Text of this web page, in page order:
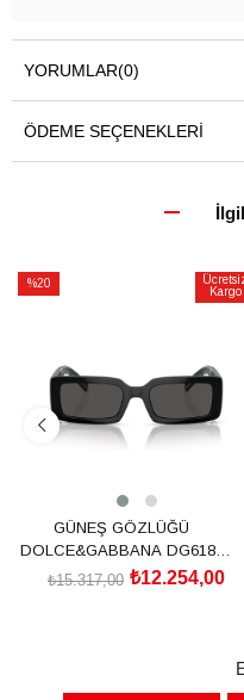
YORUMLAR(0)
ÖDEME SEÇENEKLERI
%20
Kargo
GÜNEŞ GÖZLÜĞÜ
DOLCE&GABBANA DG6187
501/8753₺12.254,00
₺15.317,00